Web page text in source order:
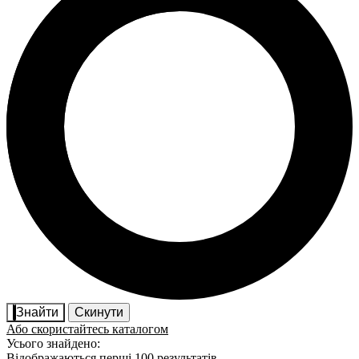
Знайти
Скинути
Або скористайтесь каталогом
Усього знайдено: